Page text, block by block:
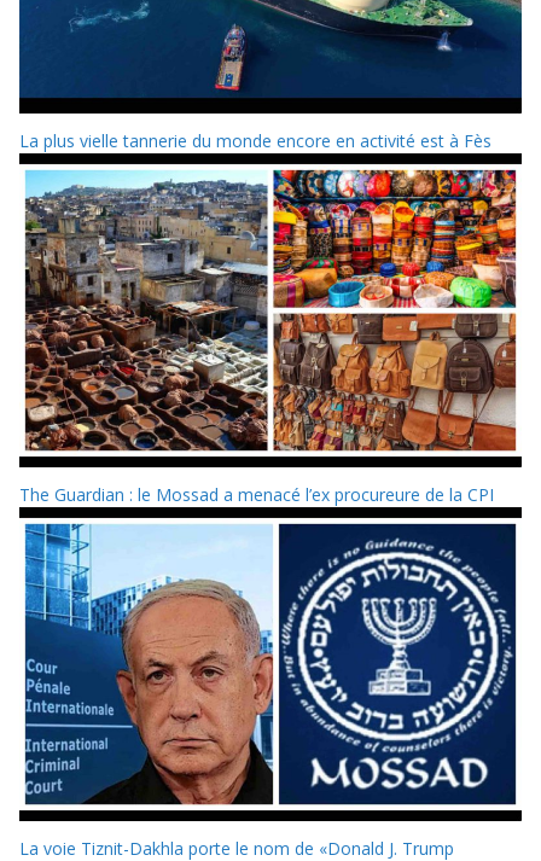
La plus vielle tannerie du monde encore en activité est à Fès
The Guardian : le Mossad a menacé l’ex procureure de la CPI
La voie Tiznit-Dakhla porte le nom de «Donald J. Trump